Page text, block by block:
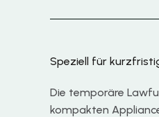
Speziell für
Die temporäre
kompakten